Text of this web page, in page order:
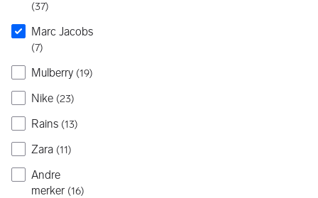
(37)
Marc Jacobs
(7)
Mulberry (19)
Nike (23)
Rains (13)
Zara (11)
Andre
merker (16)